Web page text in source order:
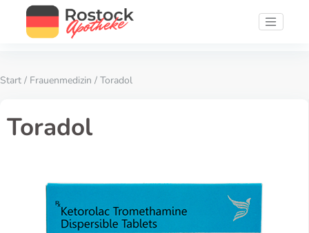
Start / Frauenmedizin / Toradol
Toradol